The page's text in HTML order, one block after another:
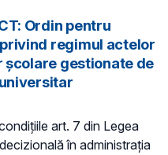
Ordin pentru
regimul actelor
școlare gestionate de
art. 7 din Legea
în administraţia